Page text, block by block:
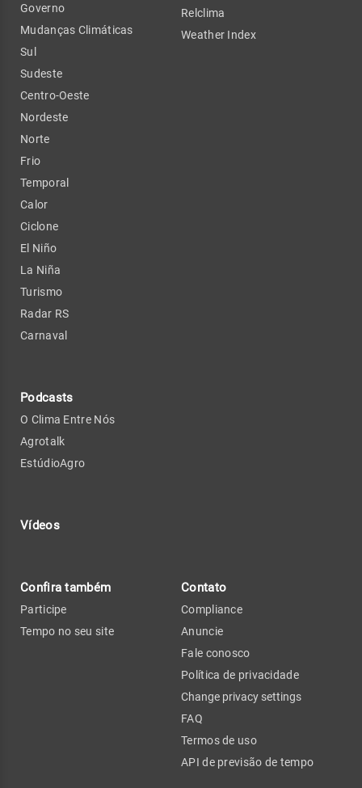
Governo
Mudanças Climáticas
Sul
Sudeste
Centro-Oeste
Nordeste
Norte
Frio
Temporal
Calor
Ciclone
El Niño
La Niña
Turismo
Radar RS
Carnaval
Podcasts
O Clima Entre Nós
Agrotalk
EstúdioAgro
Vídeos
Relclima
Weather Index
Confira também
Participe
Tempo no seu site
Contato
Compliance
Anuncie
Fale conosco
Política de privacidade
Change privacy settings
FAQ
Termos de uso
API de previsão de tempo